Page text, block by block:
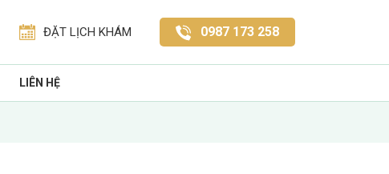
ĐẶT LỊCH KHÁM 0987 173 258
LIÊN HỆ